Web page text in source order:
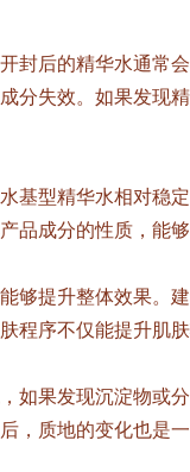
封后的精华水通常
分失效。如果发现
基型精华水相对稳
成分的性质，能
够提升整体效果。
序不仅能提升肌
如果发现沉淀物或
，质地的变化也是